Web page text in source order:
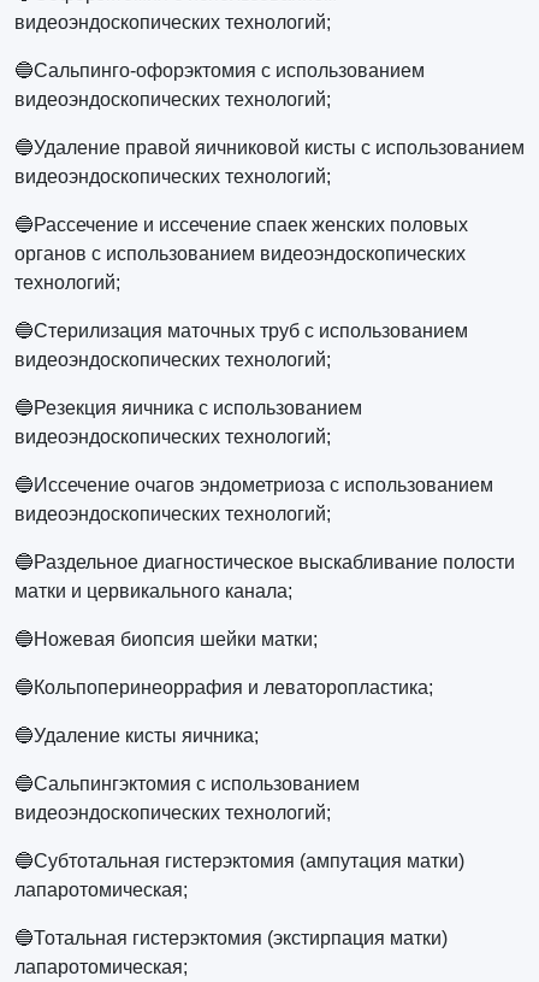
видеоэндоскопических технологий;
🔵Сальпинго-офорэктомия с использованием
видеоэндоскопических технологий;
🔵Удаление правой яичниковой кисты с использованием
видеоэндоскопических технологий;
🔵Рассечение и иссечение спаек женских половых
органов с использованием видеоэндоскопических
технологий;
🔵Стерилизация маточных труб с использованием
видеоэндоскопических технологий;
🔵Резекция яичника с использованием
видеоэндоскопических технологий;
🔵Иссечение очагов эндометриоза с использованием
видеоэндоскопических технологий;
🔵Раздельное диагностическое выскабливание полости
матки и цервикального канала;
🔵Ножевая биопсия шейки матки;
🔵Кольпоперинеоррафия и леваторопластика;
🔵Удаление кисты яичника;
🔵Сальпингэктомия с использованием
видеоэндоскопических технологий;
🔵Субтотальная гистерэктомия (ампутация матки)
лапаротомическая;
🔵Тотальная гистерэктомия (экстирпация матки)
лапаротомическая;